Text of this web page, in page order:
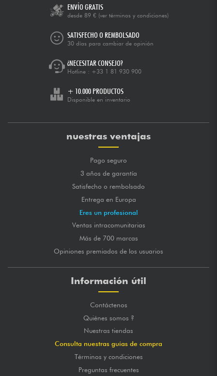
ENVÍO GRATIS
desde 89 € (ver términos y condiciones)
SATISFECHO O REMBOLSADO
30 días para cambiar de opinión
¿NECESITAR CONSEJO?
Hotline : +33 1 81 930 900
+ 10.000 PRODUCTOS
Disponible en inventario
nuestras ventajas
Pago seguro
3 años de garantía
Satisfecho o rembolsado
Entrega en Europa
Eres un profesional
Ventas intracomunitarias
Más de 700 marcas
Opiniones premiados de los usuarios
Información útil
Contáctenos
Quiénes somos ?
Nuestras tiendas
Consulta nuestras guías de compra
Términos y condiciones
Preguntas frecuentes